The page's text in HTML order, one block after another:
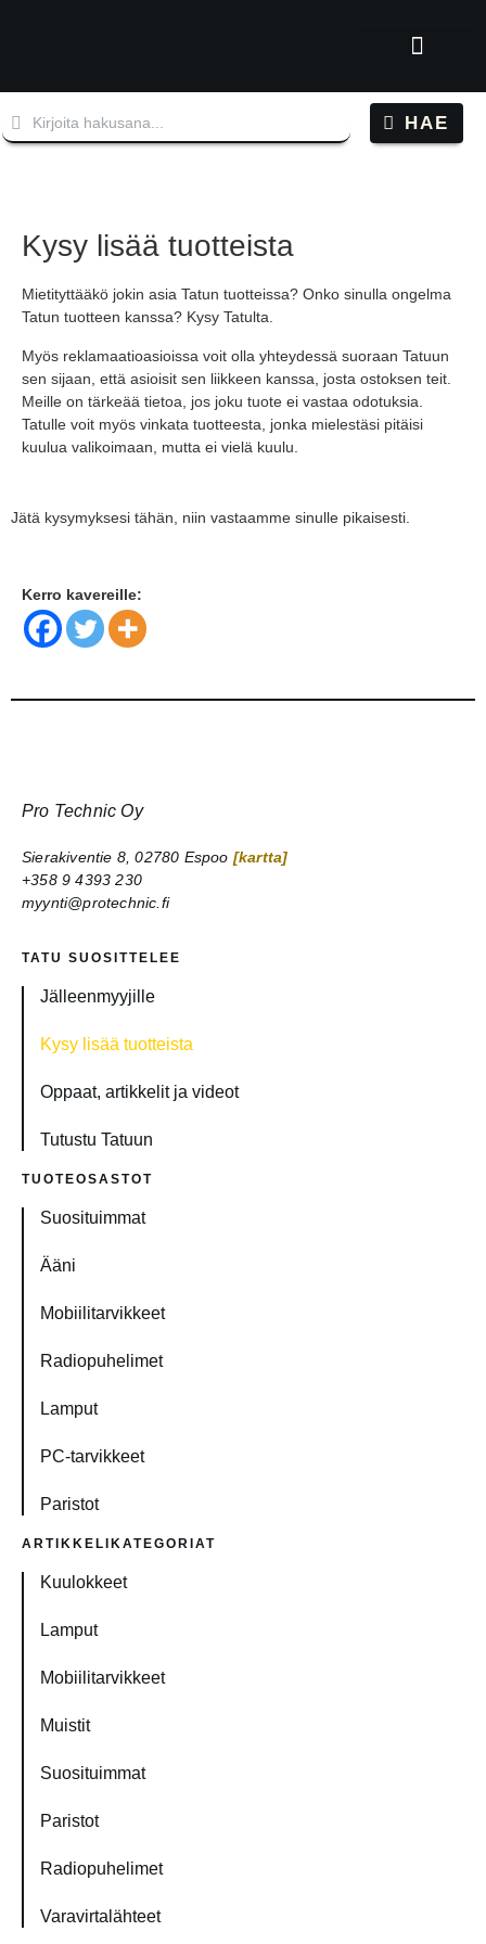
HAE
Kysy lisää tuotteista
Mietityttääkö jokin asia Tatun tuotteissa? Onko sinulla ongelma
Tatun tuotteen kanssa? Kysy Tatulta.
Myös reklamaatioasioissa voit olla yhteydessä suoraan Tatuun
sen sijaan, että asioisit sen liikkeen kanssa, josta ostoksen teit.
Meille on tärkeää tietoa, jos joku tuote ei vastaa odotuksia.
Tatulle voit myös vinkata tuotteesta, jonka mielestäsi pitäisi
kuulua valikoimaan, mutta ei vielä kuulu.
Jätä kysymyksesi tähän, niin vastaamme sinulle pikaisesti.
Kerro kavereille:
Pro Technic Oy
Sierakiventie 8, 02780 Espoo [kartta]
+358 9 4393 230
myynti@protechnic.fi
TATU SUOSITTELEE
Jälleenmyyjille
Kysy lisää tuotteista
Oppaat, artikkelit ja videot
Tutustu Tatuun
TUOTEOSASTOT
Suosituimmat
Ääni
Mobiilitarvikkeet
Radiopuhelimet
Lamput
PC-tarvikkeet
Paristot
ARTIKKELIKATEGORIAT
Kuulokkeet
Lamput
Mobiilitarvikkeet
Muistit
Suosituimmat
Paristot
Radiopuhelimet
Varavirtalähteet